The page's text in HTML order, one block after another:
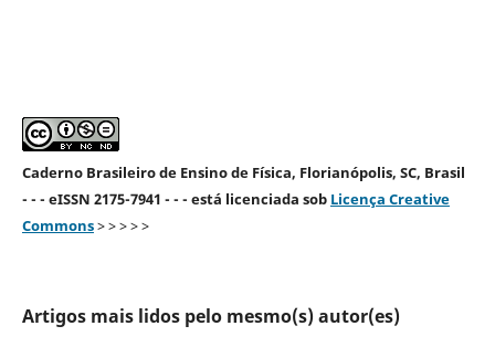
Caderno Brasileiro de Ensino de Física, Florianópolis, SC, Brasil
- - - eISSN 2175-7941 - - - está licenciada sob Licença Creative
Commons> > > > >
Artigos mais lidos pelo mesmo(s) autor(es)